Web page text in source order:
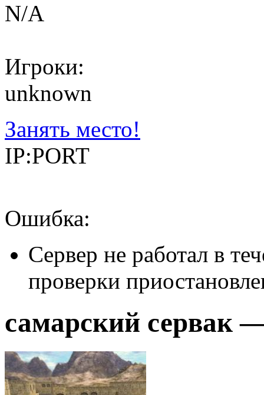
N/A
Игроки:
unknown
Занять место!
IP:PORT
Ошибка:
Сервер не работал в
проверки
самарский сервак